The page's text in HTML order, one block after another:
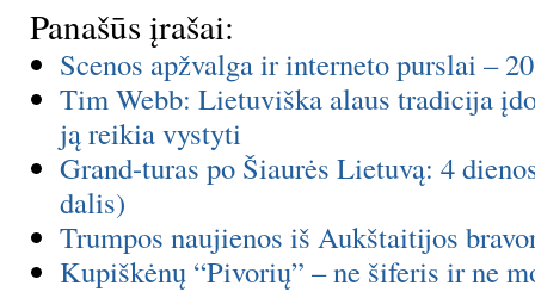
Panašūs įrašai:
Scenos apžvalga ir interneto purslai –
Tim Webb: Lietuviška alaus tradicija
ją reikia vystyti
Grand-turas po Šiaurės Lietuvą: 4
dalis)
Trumpos naujienos iš Aukštaitijos
Kupiškėnų “Pivorių” – ne šiferis ir ne